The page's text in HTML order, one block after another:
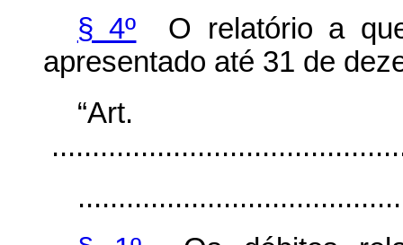
§ 4º O relatório a
apresentado até 31 de